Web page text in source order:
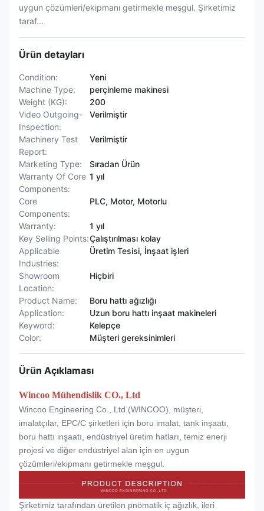
uygun çözümleri/ekipmanı getirmekle meşgul. Şirketimiz
taraf...
Ürün detayları
Condition:
Yeni
Machine Type:
perçinleme makinesi
Weight (KG):
200
Video Outgoing-
Inspection:
Verilmiştir
Machinery Test
Report:
Verilmiştir
Marketing Type:
Sıradan Ürün
Warranty Of Core
Components:
1 yıl
Core
Components:
PLC, Motor, Motorlu
Warranty:
1 yıl
Key Selling Points:Çalıştırılması kolay
Applicable
Industries:
Üretim Tesisi, İnşaat işleri
Showroom
Location:
Hiçbiri
Product Name:
Boru hattı ağızlığı
Application:
Uzun boru hattı inşaat makineleri
Keyword:
Kelepçe
Color:
Müşteri gereksinimleri
Ürün Açıklaması
Wincoo Mühendislik CO., Ltd
Wincoo Engineering Co., Ltd (WINCOO), müşteri,
imalatçılar, EPC/C şirketleri için boru imalat, tank inşaatı,
boru hattı inşaatı, endüstriyel üretim hatları, temiz enerji
projesi ve diğer endüstriyel alan için en uygun
çözümleri/ekipmanı getirmekle meşgul.
Şirketimiz tarafından üretilen pnömatik iç ağızlık, ileri